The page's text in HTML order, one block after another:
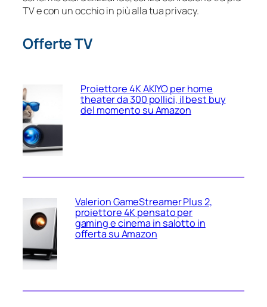
TV e con un occhio in più alla tua privacy.
Offerte TV
Proiettore 4K AKIYO per home
theater da 300 pollici, il best buy
del momento su Amazon
Valerion GameStreamer Plus 2,
proiettore 4K pensato per
gaming e cinema in salotto in
offerta su Amazon